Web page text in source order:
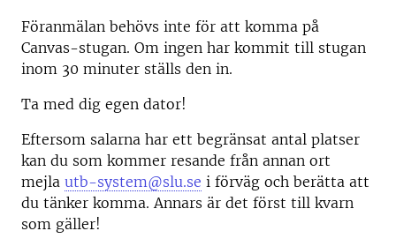
Föranmälan behövs inte för att komma på
Canvas-stugan. Om ingen har kommit till stugan
inom 30 minuter ställs den in.
Ta med dig egen dator!
Eftersom salarna har ett begränsat antal platser
kan du som kommer resande från annan ort
mejla utb-system@slu.se i förväg och berätta att
du tänker komma. Annars är det först till kvarn
som gäller!